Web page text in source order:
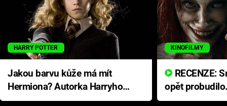
HARRY POTTER
Jakou barvu kůže má mít
Hermiona? Autorka Harryho
Pottera přišla s ráznou
KINOFILMY
opět
přichází s